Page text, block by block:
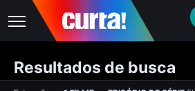
Resultados de busca